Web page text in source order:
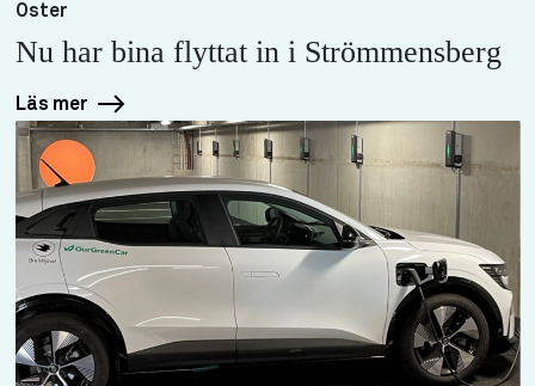
Öster
Nu har bina flyttat in i Strömmensberg
Läs mer